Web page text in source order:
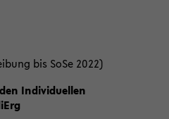
bis SoSe 2022)
Individuellen